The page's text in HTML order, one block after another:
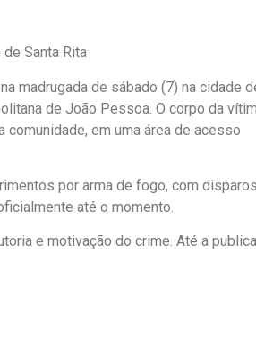
Santa Rita
madrugada de sábado (7) na cidade
de João Pessoa. O corpo da
comunidade, em uma área de acesso
por arma de fogo, com
até o momento.
e motivação do crime. Até a